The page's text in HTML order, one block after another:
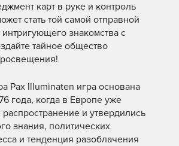
карт в руке и контроль
стать той самой отправной
знакомства с
тайное общество
Pax Illuminaten игра основана
года, когда в Европе уже
и утвердились
знания, политических
и тенденция разоблачения